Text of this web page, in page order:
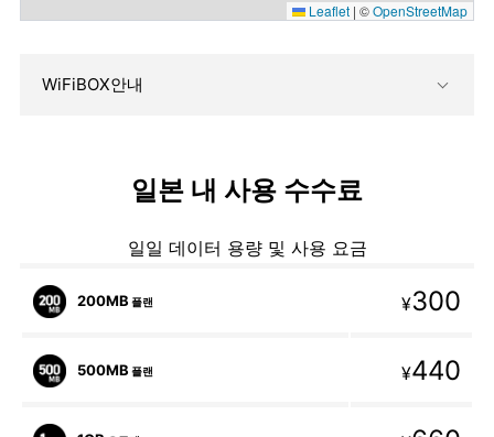
Leaflet | ©OpenStreetMap
WiFiBOX안내
일본 내 사용 수수료
일일 데이터 용량 및 사용 요금
200MB 플랜 ¥300
500MB 플랜 ¥440